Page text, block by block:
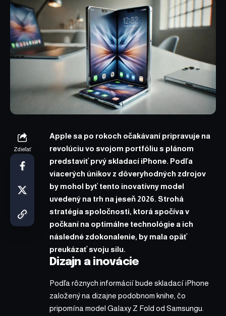
Zdieľať
Apple sa po rokoch očakávaní pripravuje na
revolúciu vo svojom portfóliu s plánom
predstaviť prvý skladací iPhone. Podľa
viacerých únikov z dôveryhodných zdrojov
by mohol byť tento inovatívny model
uvedený na trh na jeseň 2026. Strohá
stratégia spoločnosti, ktorá spočíva v
počkaní na optimálne technológie a ich
následné zdokonalenie, by mala opäť
preukázať svoju silu.
Dizajn a inovácie
Podľa rôznych informácií bude skladací iPhone
založený na dizajne podobnom knihe, čo
pripomína model Galaxy Z Fold od Samsungu.